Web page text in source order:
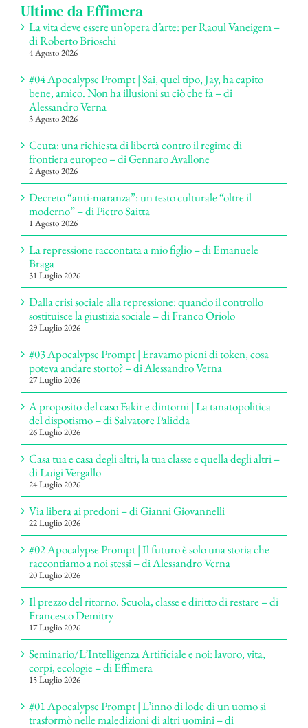
Ultime da Effimera
La vita deve essere un’opera d’arte: per Raoul Vaneigem –
di Roberto Brioschi
4 Agosto 2026
#04 Apocalypse Prompt | Sai, quel tipo, Jay, ha capito
bene, amico. Non ha illusioni su ciò che fa – di
Alessandro Verna
3 Agosto 2026
Ceuta: una richiesta di libertà contro il regime di
frontiera europeo – di Gennaro Avallone
2 Agosto 2026
Decreto “anti-maranza”: un testo culturale “oltre il
moderno” – di Pietro Saitta
1 Agosto 2026
La repressione raccontata a mio figlio – di Emanuele
Braga
31 Luglio 2026
Dalla crisi sociale alla repressione: quando il controllo
sostituisce la giustizia sociale – di Franco Oriolo
29 Luglio 2026
#03 Apocalypse Prompt | Eravamo pieni di token, cosa
poteva andare storto? – di Alessandro Verna
27 Luglio 2026
A proposito del caso Fakir e dintorni | La tanatopolitica
del dispotismo – di Salvatore Palidda
26 Luglio 2026
Casa tua e casa degli altri, la tua classe e quella degli altri –
di Luigi Vergallo
24 Luglio 2026
Via libera ai predoni – di Gianni Giovannelli
22 Luglio 2026
#02 Apocalypse Prompt | Il futuro è solo una storia che
raccontiamo a noi stessi – di Alessandro Verna
20 Luglio 2026
Il prezzo del ritorno. Scuola, classe e diritto di restare – di
Francesco Demitry
17 Luglio 2026
Seminario/L’Intelligenza Artificiale e noi: lavoro, vita,
corpi, ecologie – di Effimera
15 Luglio 2026
#01 Apocalypse Prompt | L’inno di lode di un uomo si
trasformò nelle maledizioni di altri uomini – di